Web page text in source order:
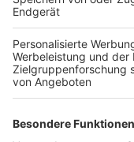
Auch bei den
Samstag prüft die
Rolle gespielt
dem Unfall in Höhe
über sein Auto
und der Mann